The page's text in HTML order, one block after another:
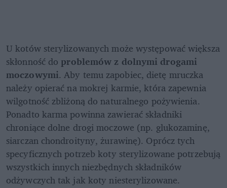
U kotów sterylizowanych może występować większa
skłonność do problemów z dolnymi drogami
moczowymi. Aby temu zapobiec, dietę mruczka
należy opierać na mokrej karmie, która zapewnia
wilgotność zbliżoną do naturalnego pożywienia.
Ponadto karma powinna zawierać składniki
chroniące dolne drogi moczowe (np. glukozaminę,
siarczan chondroityny, żurawinę). Oprócz tych
specyficznych potrzeb koty sterylizowane potrzebują
wszystkich innych niezbędnych składników
odżywczych tak jak koty niesterylizowane.